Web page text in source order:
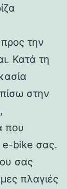
την
Κατά τη
στην
που
e-bike σας.
σας
πλαγιές